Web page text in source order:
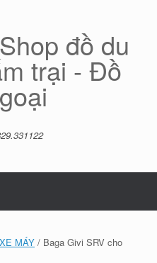
đồ du
trại - Đồ
MÁY / Baga Givi SRV cho